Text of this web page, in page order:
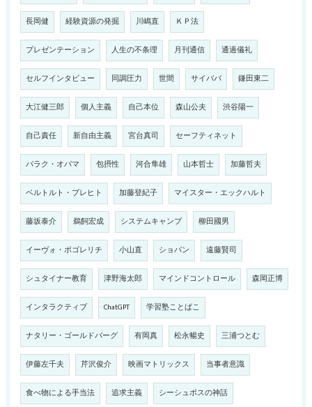
長岡健 経験資源の発掘 川嶋直 ＫＰ法
プレゼンテーション 人生の不条理 月刊通信 通過儀礼
セルフインタビュー 同調圧力 世間 サイババ 鎌田東二
大江健三郎 個人主義 自己本位 森山公夫 渋谷陽一
自己責任 新自由主義 宮台真司 セーフティネット
バラク・オバマ 包摂性 河合隼雄 山本哲士 加藤哲夫
ベルトルト・ブレヒト 加藤登紀子 マイスター・エックハルト
藤坂泰介 鵜飼宏成 システムキャンプ 柳田國男
イーヴォ・ポゴレリチ 小山直 ショパン 遠藤賢司
シュタイナー教育 津野海太郎 マインドコントロール 森岡正博
インタラクティブ ChatGPT 学習塾ことばこ
ナタリー・ゴールドバーグ 有岡真 松永暢史 三浦つとむ
伊藤左千夫 芹沢俊介 映画マトリックス 当事者意識
食べ物による手当法 追求主義 シーシュポスの神話